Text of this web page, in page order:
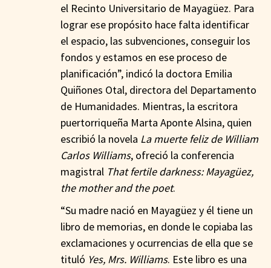
el Recinto Universitario de Mayagüez. Para
lograr ese propósito hace falta identificar
el espacio, las subvenciones, conseguir los
fondos y estamos en ese proceso de
planificación”, indicó la doctora Emilia
Quiñones Otal, directora del Departamento
de Humanidades. Mientras, la escritora
puertorriqueña Marta Aponte Alsina, quien
escribió la novela La muerte feliz de William
Carlos Williams, ofreció la conferencia
magistral That fertile darkness: Mayagüez,
the mother and the poet.
“Su madre nació en Mayagüez y él tiene un
libro de memorias, en donde le copiaba las
exclamaciones y ocurrencias de ella que se
tituló Yes, Mrs. Williams. Este libro es una